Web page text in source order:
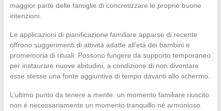
maggior parte delle famiglie di concretizzare le proprie buone
intenzioni.
Le applicazioni di pianificazione familiare apparse di recente
offrono suggerimenti di attività adatte all’età dei bambini e
promemoria di rituali. Possono fungere da supporto temporaneo
per instaurare nuove abitudini, a condizione di non diventare
esse stesse una fonte aggiuntiva di tempo davanti allo schermo.
L’ultimo punto da tenere a mente: un momento familiare riuscito
non è necessariamente un momento tranquillo né armonioso.